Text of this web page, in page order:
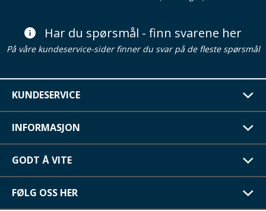
Har du spørsmål - finn svarene her
På våre kundeservice-sider finner du svar på de fleste spørsmål
KUNDESERVICE
INFORMASJON
GODT Å VITE
FØLG OSS HER